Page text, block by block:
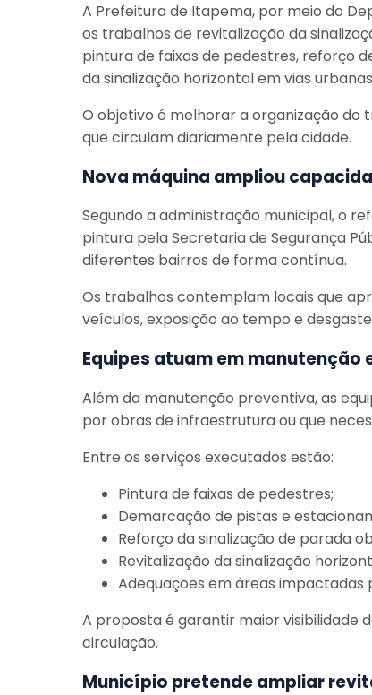
A Prefeitura de Itapema, por meio do
os trabalhos de revitalização da
pintura de faixas de pedestres, reforço
da sinalização horizontal em vias
O objetivo é melhorar a organização do
que circulam diariamente pela cidade.
Nova máquina ampliou
Segundo a administração municipal, o
pintura pela Secretaria de Segurança
diferentes bairros de forma contínua.
Os trabalhos contemplam locais que
veículos, exposição ao tempo e
Equipes atuam em manutenção
Além da manutenção preventiva, as
por obras de infraestrutura ou que
Entre os serviços executados estão:
Pintura de faixas de pedestres;
Demarcação de pistas e
Reforço da sinalização de parada
Revitalização da sinalização
Adequações em áreas impactadas
A proposta é garantir maior visibilidade
circulação.
Município pretende ampliar